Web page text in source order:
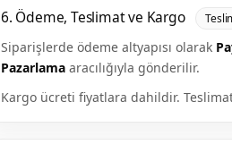
6. Ödeme, Teslimat ve Kargo
Siparişlerde ödeme altyapısı olarak
Pazarlama aracılığıyla gönderilir.
Kargo ücreti fiyatlara dahildir.